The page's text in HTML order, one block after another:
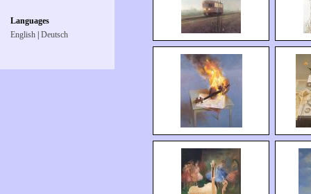
Languages
English Deutsch